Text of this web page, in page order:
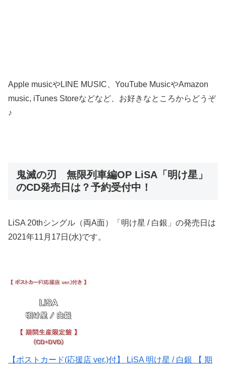
Apple musicやLINE MUSIC、YouTube MusicやAmazon
music, iTunes Storeなどなど、お好きなところからどうぞ
♪
鬼滅の刃 無限列車編OP LiSA「明け星」
のCD発売日は？予約受付中！
LiSA 20thシングル（両A面）「明け星 / 白銀」の発売日は
2021年11月17日(水)です。
【ポストカード(応援店 ver.)付】 LiSA 明け星 / 白銀 【 期